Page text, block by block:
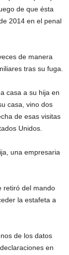
de que ésta
2014 en el penal
de manera
tras su fuga.
casa a su hija en
casa, vino dos
de esas visitas
Unidos.
una empresaria
retiró del mando
la estafeta a
de los datos
en